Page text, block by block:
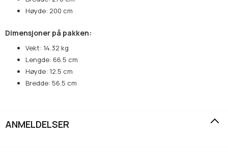
Høyde: 200 cm
Dimensjoner på pakken:
Vekt: 14.32 kg
Lengde: 66.5 cm
Høyde: 12.5 cm
Bredde: 56.5 cm
ANMELDELSER